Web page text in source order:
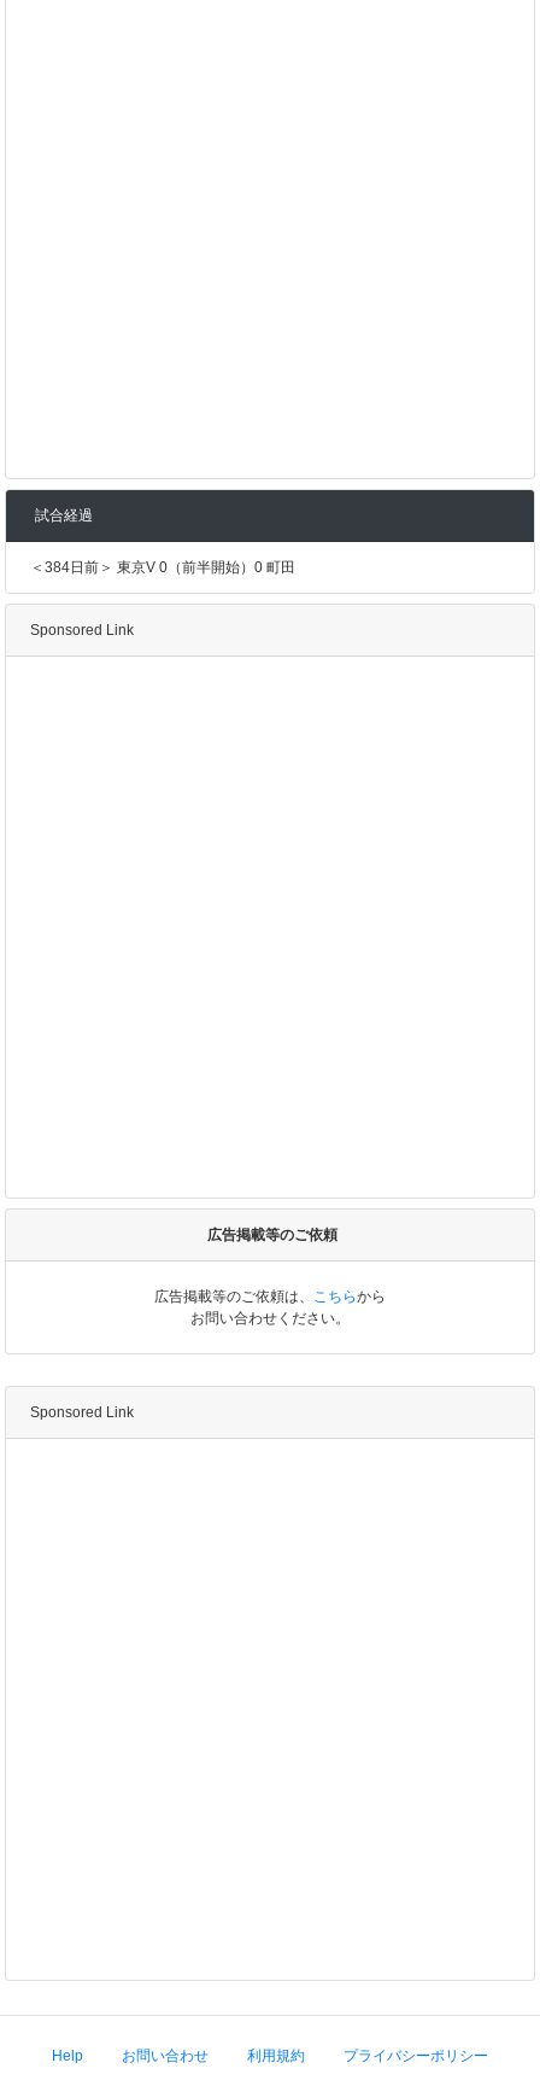
試合経過
＜384日前＞ 東京V 0（前半開始）0 町田
Sponsored Link
広告掲載等のご依頼
広告掲載等のご依頼は、 こちらから
お問い合わせください。
Sponsored Link
Help お問い合わせ 利用規約 プライバシーポリシー